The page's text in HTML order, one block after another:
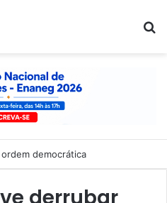
democrática
derrubar